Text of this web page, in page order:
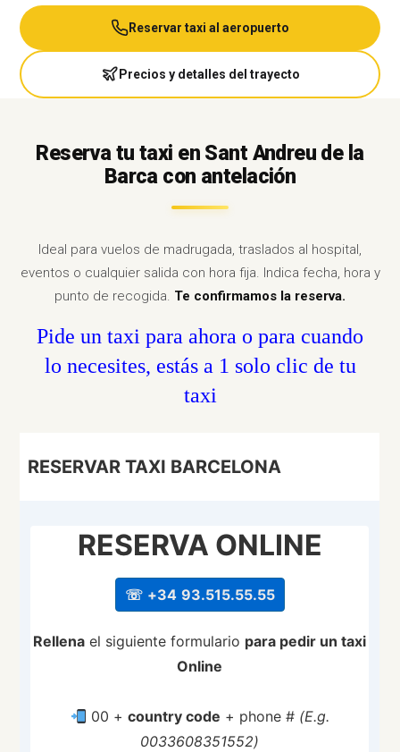
Reservar taxi al aeropuerto
Precios y detalles del trayecto
Reserva tu taxi en Sant Andreu de la
Barca con antelación
Ideal para vuelos de madrugada, traslados al hospital,
eventos o cualquier salida con hora fija. Indica fecha, hora y
punto de recogida. Te confirmamos la reserva.
Pide un taxi para ahora o para cuando
lo necesites, estás a 1 solo clic de tu
taxi